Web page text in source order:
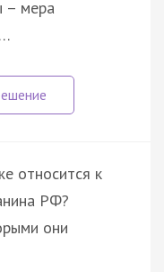
– мера
относится к
РФ?
они